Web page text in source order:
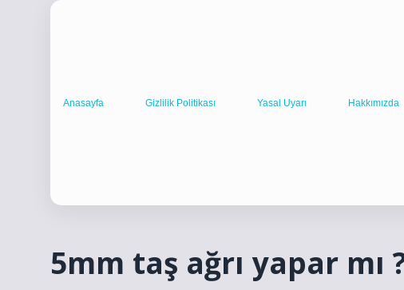
Anasayfa Gizlilik Politikası Yasal Uyarı Hakkımızda
5mm taş ağrı yapar mı